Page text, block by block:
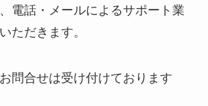
電話・メールによるサポート業
ただきます。
問合せは受け付けております